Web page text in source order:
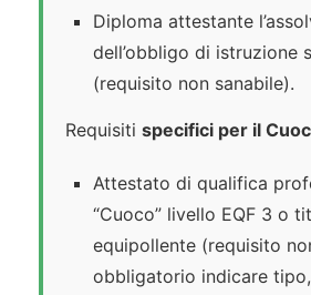
Diploma attestante
dell’obbligo di istruzione
(requisito non sanabile).
Requisiti specifici per il
Attestato di qualifica
“Cuoco” livello EQF 3 o
equipollente (requisito
obbligatorio indicare